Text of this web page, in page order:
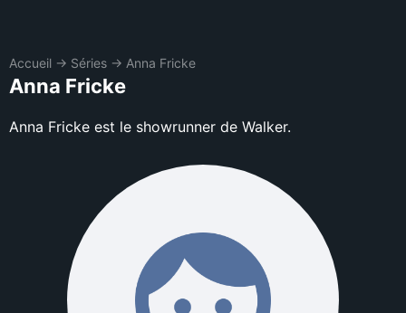
Accueil → Séries → Anna Fricke
Anna Fricke
Anna Fricke est le showrunner de Walker.